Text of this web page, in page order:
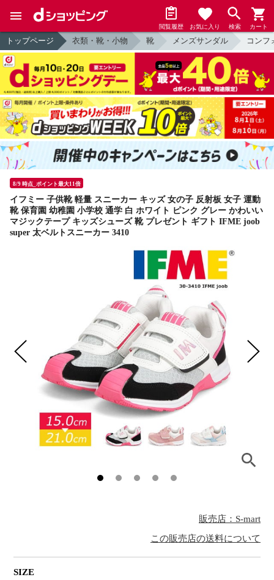
閲覧履歴 お気に入り 検索 カート
トップページ 衣類・靴・小物 靴 メンズサンダル コンフ
8/9 時点_ポイント最大11倍
イフミー 子供靴 軽量 スニーカー キッズ 女の子 反射板 女子 運動
靴 保育園 幼稚園 小学校 通学 白 ホワイト ピンク グレー かわいい
マジックテープ キッズシューズ 靴 プレゼント ギフト IFME joob
super 太ベルトスニーカー 3410
販売店：S-mart
この販売店の送料について
SIZE